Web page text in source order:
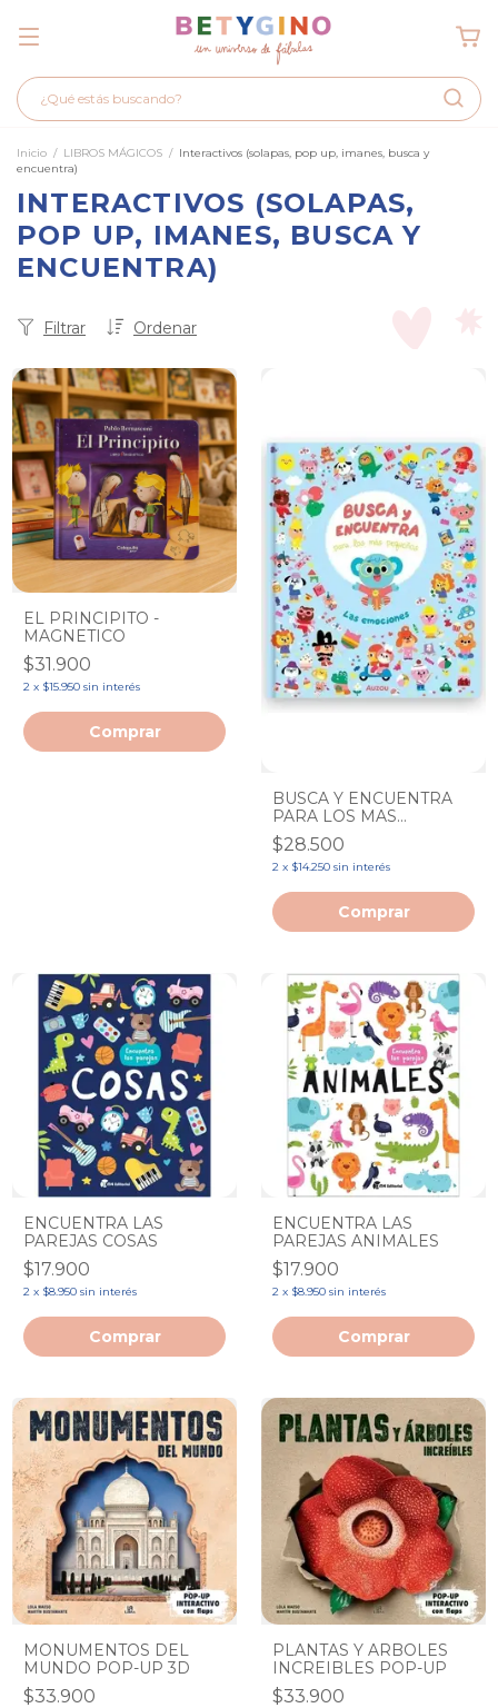
Inicio / LIBROS MÁGICOS / Interactivos (solapas, pop up, imanes, busca y
encuentra)
INTERACTIVOS (SOLAPAS,
POP UP, IMANES, BUSCA Y
ENCUENTRA)
Ordenar
Filtrar
EL PRINCIPITO -
MAGNETICO
$31.900
2 x $15.950 sin interés
BUSCA Y ENCUENTRA
PARA LOS MAS
PEQUEÑOS: LAS
EMOCIONES
$28.500
2 x $14.250 sin interés
ENCUENTRA LAS
PAREJAS COSAS
$17.900
2 x $8.950 sin interés
ENCUENTRA LAS
PAREJAS ANIMALES
$17.900
2 x $8.950 sin interés
MONUMENTOS DEL
MUNDO POP-UP 3D
$33.900
PLANTAS Y ARBOLES
INCREIBLES POP-UP
$33.900